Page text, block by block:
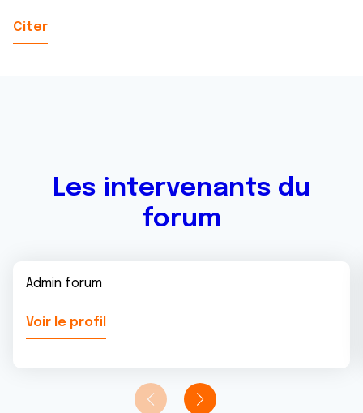
Citer
Les intervenants du
forum
Admin forum
Voir le profil